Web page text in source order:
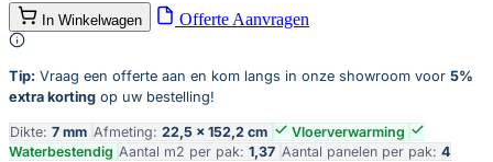
warm
oak
aantal
In Winkelwagen Offerte Aanvragen
Tip: Vraag een offerte aan en kom langs in onze showroom voor 5%
extra korting op uw bestelling!
Dikte: 7 mm Afmeting: 22,5 × 152,2 cm
Vloerverwarming
Waterbestendig Aantal m2 per pak: 1,37 Aantal panelen per pak: 4